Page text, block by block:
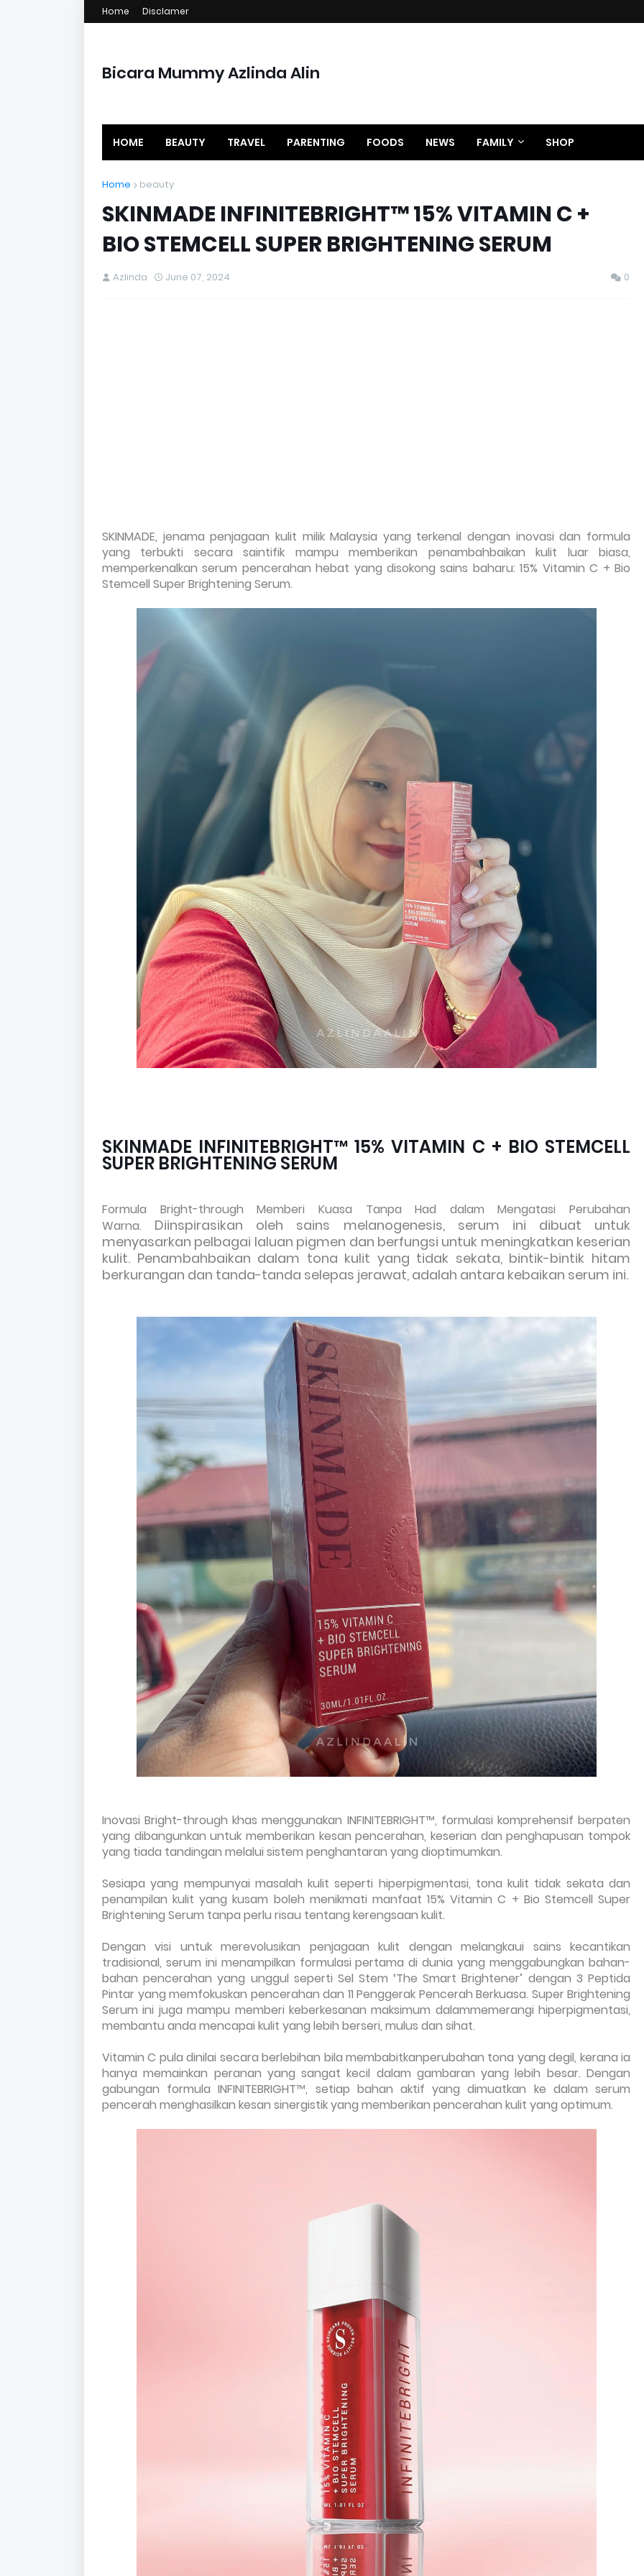
Home Disclamer
Bicara Mummy Azlinda Alin
HOME BEAUTY TRAVEL PARENTING FOODS NEWS FAMILY SHOP
Home beauty
SKINMADE INFINITEBRIGHT™ 15% VITAMIN C +
BIO STEMCELL SUPER BRIGHTENING SERUM
Azlinda June 07, 2024 0
SKINMADE, jenama penjagaan kulit milik Malaysia yang terkenal dengan inovasi dan formula
yang terbukti secara saintifik mampu memberikan penambahbaikan kulit luar biasa,
memperkenalkan serum pencerahan hebat yang disokong sains baharu: 15% Vitamin C + Bio
Stemcell Super Brightening Serum.
SKINMADE INFINITEBRIGHT™ 15% VITAMIN C + BIO STEMCELL
SUPER BRIGHTENING SERUM
Formula Bright-through Memberi Kuasa Tanpa Had dalam Mengatasi Perubahan
Warna. Diinspirasikan oleh sains melanogenesis, serum ini dibuat untuk
menyasarkan pelbagai laluan pigmen dan berfungsi untuk meningkatkan keserian
kulit. Penambahbaikan dalam tona kulit yang tidak sekata, bintik-bintik hitam
berkurangan dan tanda-tanda selepas jerawat, adalah antara kebaikan serum ini.
Inovasi Bright-through khas menggunakan INFINITEBRIGHT™, formulasi komprehensif berpaten
yang dibangunkan untuk memberikan kesan pencerahan, keserian dan penghapusan tompok
yang tiada tandingan melalui sistem penghantaran yang dioptimumkan.
Sesiapa yang mempunyai masalah kulit seperti hiperpigmentasi, tona kulit tidak sekata dan
penampilan kulit yang kusam boleh menikmati manfaat 15% Vitamin C + Bio Stemcell Super
Brightening Serum tanpa perlu risau tentang kerengsaan kulit.
Dengan visi untuk merevolusikan penjagaan kulit dengan melangkaui sains kecantikan
tradisional, serum ini menampilkan formulasi pertama di dunia yang menggabungkan bahan-
bahan pencerahan yang unggul seperti Sel Stem ‘The Smart Brightener’ dengan 3 Peptida
Pintar yang memfokuskan pencerahan dan 11 Penggerak Pencerah Berkuasa. Super Brightening
Serum ini juga mampu memberi keberkesanan maksimum dalammemerangi hiperpigmentasi,
membantu anda mencapai kulit yang lebih berseri, mulus dan sihat.
Vitamin C pula dinilai secara berlebihan bila membabitkanperubahan tona yang degil, kerana ia
hanya memainkan peranan yang sangat kecil dalam gambaran yang lebih besar. Dengan
gabungan formula INFINITEBRIGHT™, setiap bahan aktif yang dimuatkan ke dalam serum
pencerah menghasilkan kesan sinergistik yang memberikan pencerahan kulit yang optimum.